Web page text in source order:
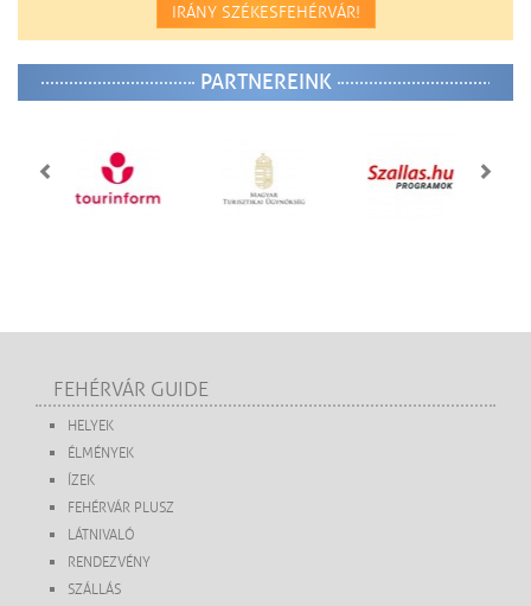
IRÁNY SZÉKESFEHÉRVÁR!
PARTNEREINK
FEHÉRVÁR GUIDE
HELYEK
ÉLMÉNYEK
ÍZEK
FEHÉRVÁR PLUSZ
LÁTNIVALÓ
RENDEZVÉNY
SZÁLLÁS